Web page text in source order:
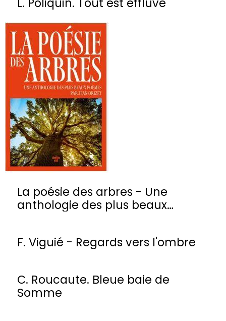
La poésie des arbres - Une
anthologie des plus beaux
F. Viguié - Regards vers l'ombre
C. Roucaute. Bleue baie de
Somme